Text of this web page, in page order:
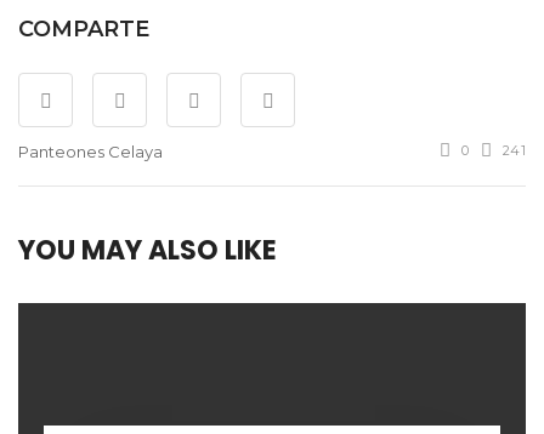
COMPARTE
Panteones Celaya 0 241
YOU MAY ALSO LIKE